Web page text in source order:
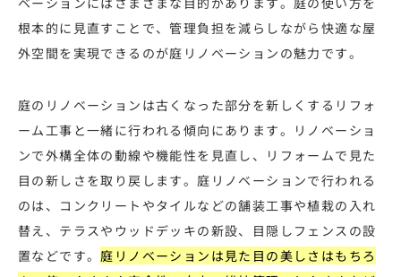
根本的に見直すことで、管理負担を減らしながら快適な屋
外空間を実現できるのが庭リノベーションの魅力です。
庭のリノベーションは古くなった部分を新しくするリフォ
ーム工事と一緒に行われる傾向にあります。リノベーショ
ンで外構全体の動線や機能性を見直し、リフォームで見た
目の新しさを取り戻します。庭リノベーションで行われる
のは、コンクリートやタイルなどの舗装工事や植栽の入れ
替え、テラスやウッドデッキの新設、目隠しフェンスの設
置などです。庭リノベーションは見た目の美しさはもちろ